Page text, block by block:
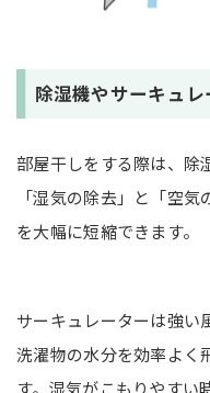
除湿機やサーキュ
部屋干しをする際は、除
「湿気の除去」と「空
を大幅に短縮できます。
サーキュレーターは強い
洗濯物の水分を効率よく
す。湿気がこもりやすい